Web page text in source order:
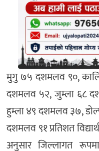
मुगु ७५ दशमलव ९०,
दशमलव ५२, जुम्ला ६८
हुम्ला ४९ दशमलव ३७,
दशमलव ९१ प्रतिशत
अनुसार जिल्लागत